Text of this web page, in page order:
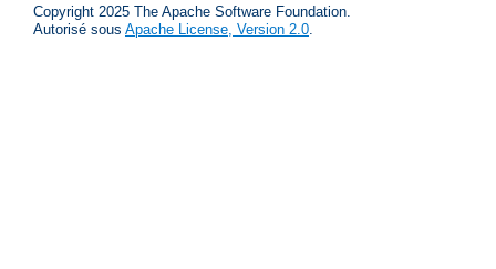
Copyright 2025 The Apache Software Foundation.
Autorisé sous Apache License, Version 2.0.